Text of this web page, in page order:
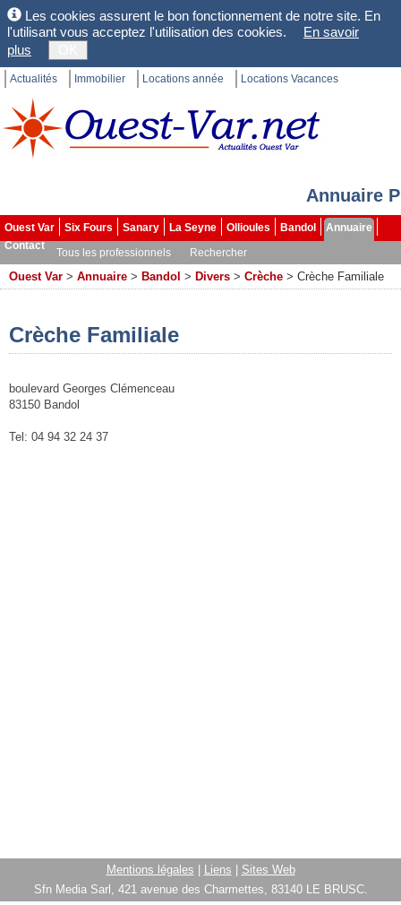
Les cookies assurent le bon fonctionnement de notre site. En
l'utilisant vous acceptez l'utilisation des cookies.
En savoir
plus
Actualités Immobilier Locations année Locations Vacances
Annuaire
Ouest Var Six Fours Sanary La Seyne Ollioules Bandol
Annuaire
Contact
Tous les professionnels Rechercher
Ouest Var > Annuaire > Bandol > Divers > Crèche > Crèche Familiale
Crèche Familiale
boulevard Georges Clémenceau
83150 Bandol
Tel: 04 94 32 24 37
Mentions légales Liens
Sites Web
Sfn Media Sarl, 421 avenue des Charmettes, 83140 LE BRUSC.